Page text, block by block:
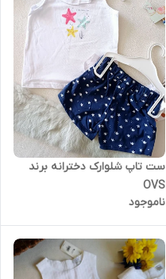
ست تاپ شلوارک دخترانه برند
OVS
ناموجود